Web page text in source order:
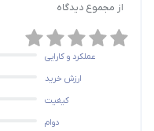
از مجموع دیدگاه
عملکرد و کارایی
ارزش خرید
کیفیت
دوام